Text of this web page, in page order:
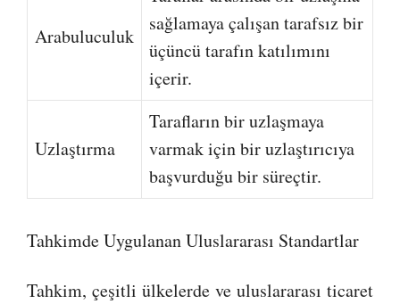
Arabuluculuk
sağlamaya çalışan tarafsız bir
üçüncü tarafın katılımını
içerir.
Uzlaştırma
Tarafların bir uzlaşmaya
varmak için bir uzlaştırıcıya
başvurduğu bir süreçtir.
Tahkimde Uygulanan Uluslararası Standartlar
Tahkim, çeşitli ülkelerde ve uluslararası ticaret